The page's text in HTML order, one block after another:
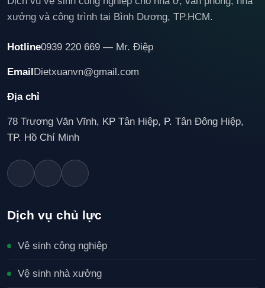
xưởng và công trình tại Bình Dương, TP.HCM.
Hotline0939 220 669 — Mr. Điệp
EmailDietxuanvn@gmail.com
Địa chỉ
78 Trương Văn Vĩnh, KP Tân Hiệp, P. Tân Đông Hiệp,
TP. Hồ Chí Minh
Dịch vụ chủ lực
Vệ sinh công nghiệp
Vệ sinh nhà xưởng